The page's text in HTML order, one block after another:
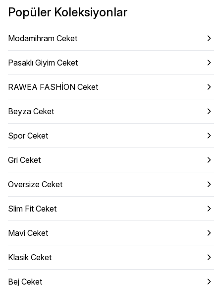
Popüler Koleksiyonlar
Modamihram Ceket
Pasaklı Giyim Ceket
RAWEA FASHİON Ceket
Beyza Ceket
Spor Ceket
Gri Ceket
Oversize Ceket
Slim Fit Ceket
Mavi Ceket
Klasik Ceket
Bej Ceket